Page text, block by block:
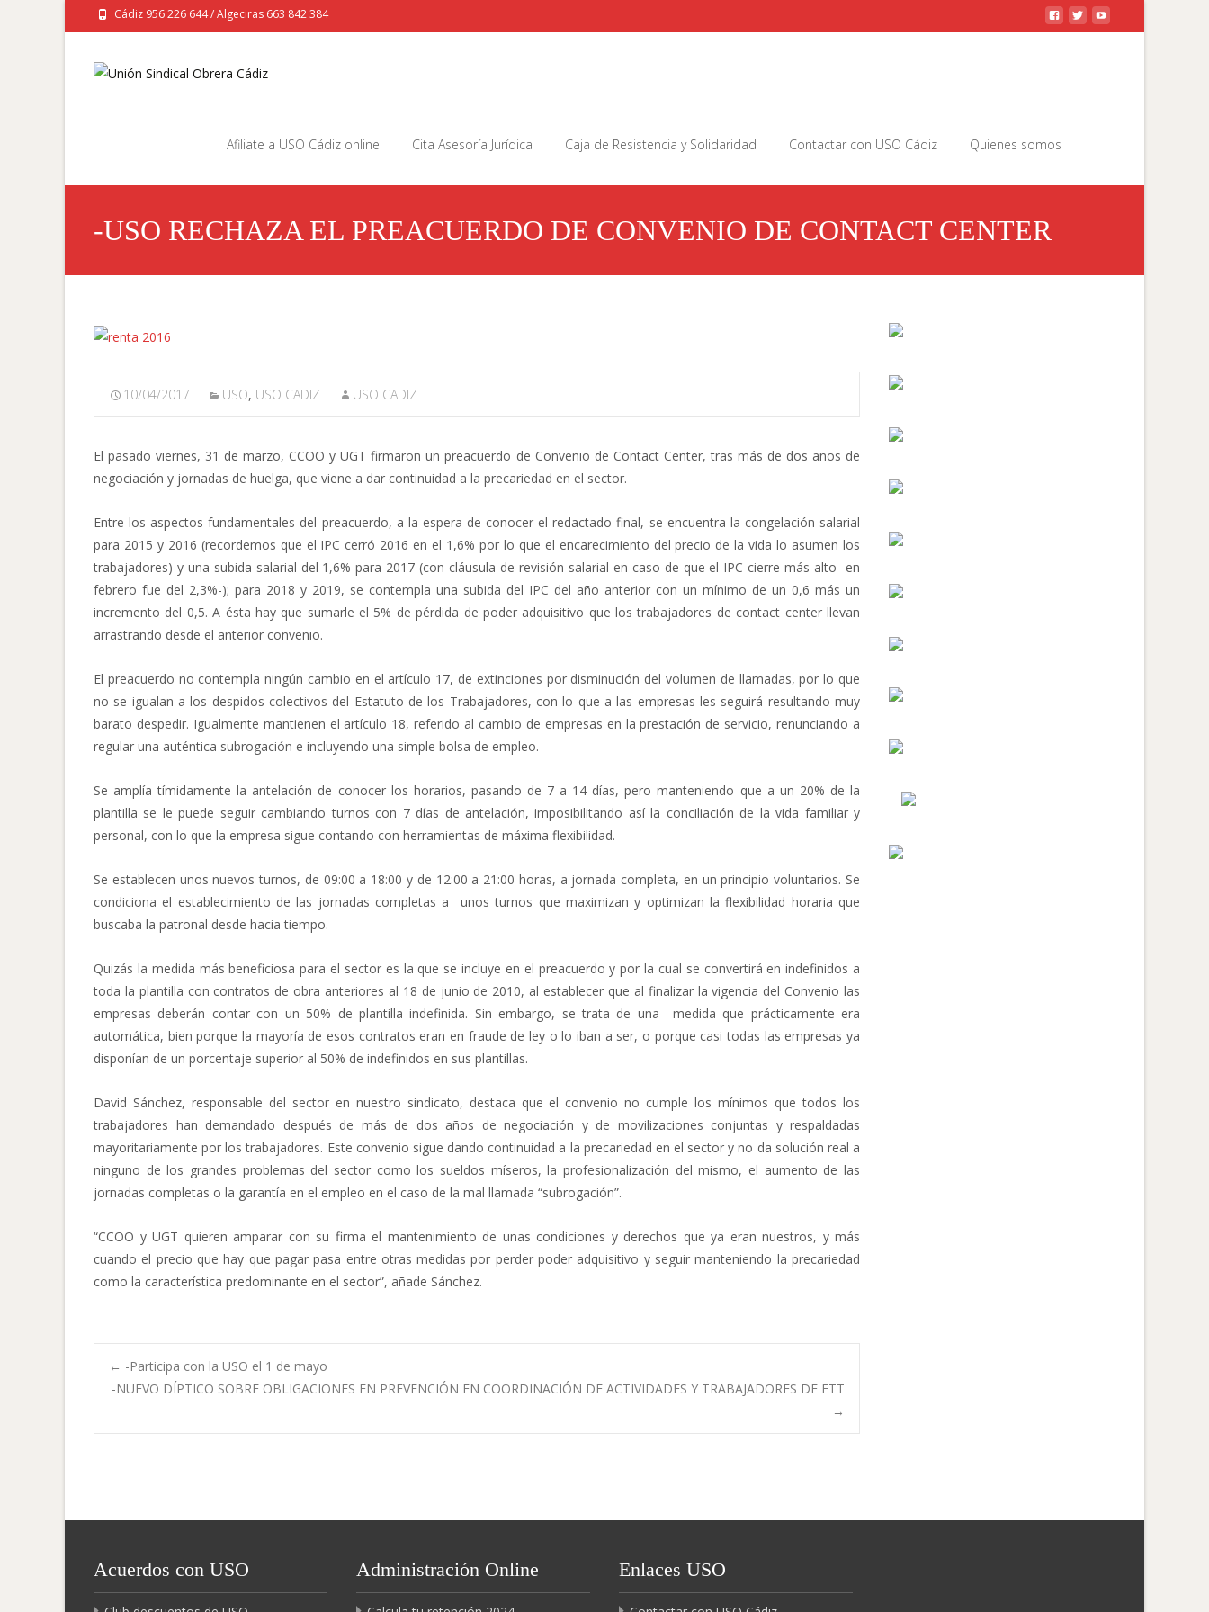
Cádiz 956 226 644 / Algeciras 663 842 384
Afiliate a USO Cádiz online Cita Asesoría Jurídica Caja de Resistencia y Solidaridad Contactar con USO Cádiz Quienes somos
-USO RECHAZA EL PREACUERDO DE CONVENIO DE CONTACT CENTER
10/04/2017 USO, USO CADIZ USO CADIZ
El pasado viernes, 31 de marzo, CCOO y UGT firmaron un preacuerdo de Convenio de Contact Center, tras más de dos años de
negociación y jornadas de huelga, que viene a dar continuidad a la precariedad en el sector.
Entre los aspectos fundamentales del preacuerdo, a la espera de conocer el redactado final, se encuentra la congelación salarial
para 2015 y 2016 (recordemos que el IPC cerró 2016 en el 1,6% por lo que el encarecimiento del precio de la vida lo asumen los
trabajadores) y una subida salarial del 1,6% para 2017 (con cláusula de revisión salarial en caso de que el IPC cierre más alto -en
febrero fue del 2,3%-); para 2018 y 2019, se contempla una subida del IPC del año anterior con un mínimo de un 0,6 más un
incremento del 0,5. A ésta hay que sumarle el 5% de pérdida de poder adquisitivo que los trabajadores de contact center llevan
arrastrando desde el anterior convenio.
El preacuerdo no contempla ningún cambio en el artículo 17, de extinciones por disminución del volumen de llamadas, por lo que
no se igualan a los despidos colectivos del Estatuto de los Trabajadores, con lo que a las empresas les seguirá resultando muy
barato despedir. Igualmente mantienen el artículo 18, referido al cambio de empresas en la prestación de servicio, renunciando a
regular una auténtica subrogación e incluyendo una simple bolsa de empleo.
Se amplía tímidamente la antelación de conocer los horarios, pasando de 7 a 14 días, pero manteniendo que a un 20% de la
plantilla se le puede seguir cambiando turnos con 7 días de antelación, imposibilitando así la conciliación de la vida familiar y
personal, con lo que la empresa sigue contando con herramientas de máxima flexibilidad.
Se establecen unos nuevos turnos, de 09:00 a 18:00 y de 12:00 a 21:00 horas, a jornada completa, en un principio voluntarios. Se
condiciona el establecimiento de las jornadas completas a unos turnos que maximizan y optimizan la flexibilidad horaria que
buscaba la patronal desde hacia tiempo.
Quizás la medida más beneficiosa para el sector es la que se incluye en el preacuerdo y por la cual se convertirá en indefinidos a
toda la plantilla con contratos de obra anteriores al 18 de junio de 2010, al establecer que al finalizar la vigencia del Convenio las
empresas deberán contar con un 50% de plantilla indefinida. Sin embargo, se trata de una medida que prácticamente era
automática, bien porque la mayoría de esos contratos eran en fraude de ley o lo iban a ser, o porque casi todas las empresas ya
disponían de un porcentaje superior al 50% de indefinidos en sus plantillas.
David Sánchez, responsable del sector en nuestro sindicato, destaca que el convenio no cumple los mínimos que todos los
trabajadores han demandado después de más de dos años de negociación y de movilizaciones conjuntas y respaldadas
mayoritariamente por los trabajadores. Este convenio sigue dando continuidad a la precariedad en el sector y no da solución real a
ninguno de los grandes problemas del sector como los sueldos míseros, la profesionalización del mismo, el aumento de las
jornadas completas o la garantía en el empleo en el caso de la mal llamada “subrogación”.
“CCOO y UGT quieren amparar con su firma el mantenimiento de unas condiciones y derechos que ya eran nuestros, y más
cuando el precio que hay que pagar pasa entre otras medidas por perder poder adquisitivo y seguir manteniendo la precariedad
como la característica predominante en el sector”, añade Sánchez.
Navegación
de
← -Participa con la USO el 1 de mayo
-NUEVO DÍPTICO SOBRE OBLIGACIONES EN PREVENCIÓN EN COORDINACIÓN DE ACTIVIDADES Y TRABAJADORES DE ETT
→
Acuerdos con USO Administración Online Enlaces USO